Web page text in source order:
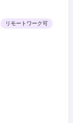
リモートワーク可